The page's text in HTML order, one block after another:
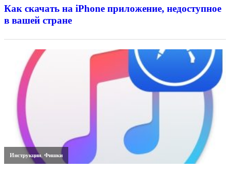
Как скачать на iPhone приложение, недоступное
в вашей стране
Инструкции,Фишки